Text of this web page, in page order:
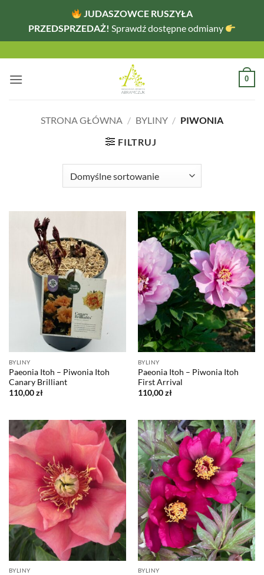
JUDASZOWCE RUSZYŁA
PRZEDSPRZEDAŻ! Sprawdź dostępne odmiany
zawartości
0
STRONA GŁÓWNA / BYLINY / PIWONIA
FILTRUJ
BYLINY
Paeonia Itoh – Piwonia Itoh
Canary Brilliant
110,00zł
BYLINY
Paeonia Itoh – Piwonia Itoh
First Arrival
110,00zł
BYLINY BYLINY